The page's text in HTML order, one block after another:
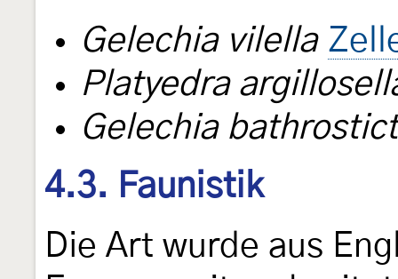
Gelechia vilella
Platyedra
Gelechia
4.3. Faunistik
Die Art wurde aus